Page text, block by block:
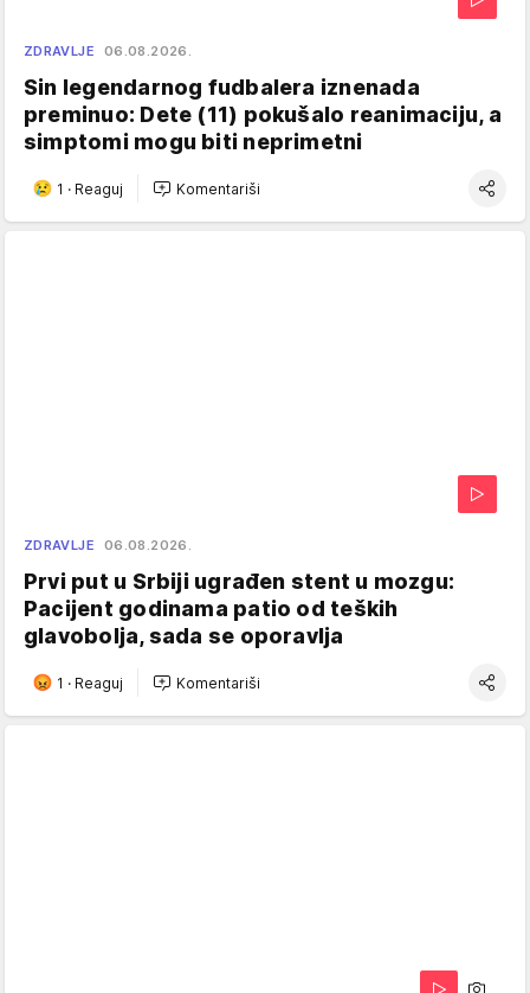
ZDRAVLJE 06.08.2026.
Sin legendarnog fudbalera iznenada
preminuo: Dete (11) pokušalo reanimaciju, a
simptomi mogu biti neprimetni
1 · Reaguj Komentariši
ZDRAVLJE 06.08.2026.
Prvi put u Srbiji ugrađen stent u mozgu:
Pacijent godinama patio od teških
glavobolja, sada se oporavlja
1 · Reaguj Komentariši